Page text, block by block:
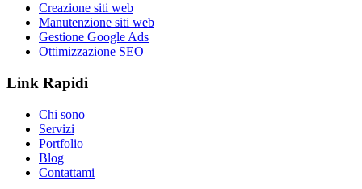
Creazione siti web
Manutenzione siti web
Gestione Google Ads
Ottimizzazione SEO
Link Rapidi
Chi sono
Servizi
Portfolio
Blog
Contattami